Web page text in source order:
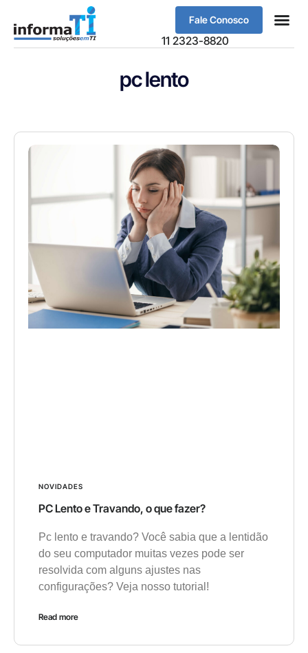
Fale Conosco
11 2323-8820
pc lento
NOVIDADES
PC Lento e Travando, o que fazer?
Pc lento e travando? Você sabia que a lentidão
do seu computador muitas vezes pode ser
resolvida com alguns ajustes nas
configurações? Veja nosso tutorial!
Read more